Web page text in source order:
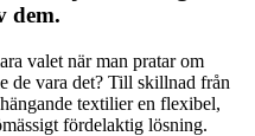
dem.
valet när man pratar om
de vara det? Till skillnad från
textilier en flexibel,
fördelaktig lösning.